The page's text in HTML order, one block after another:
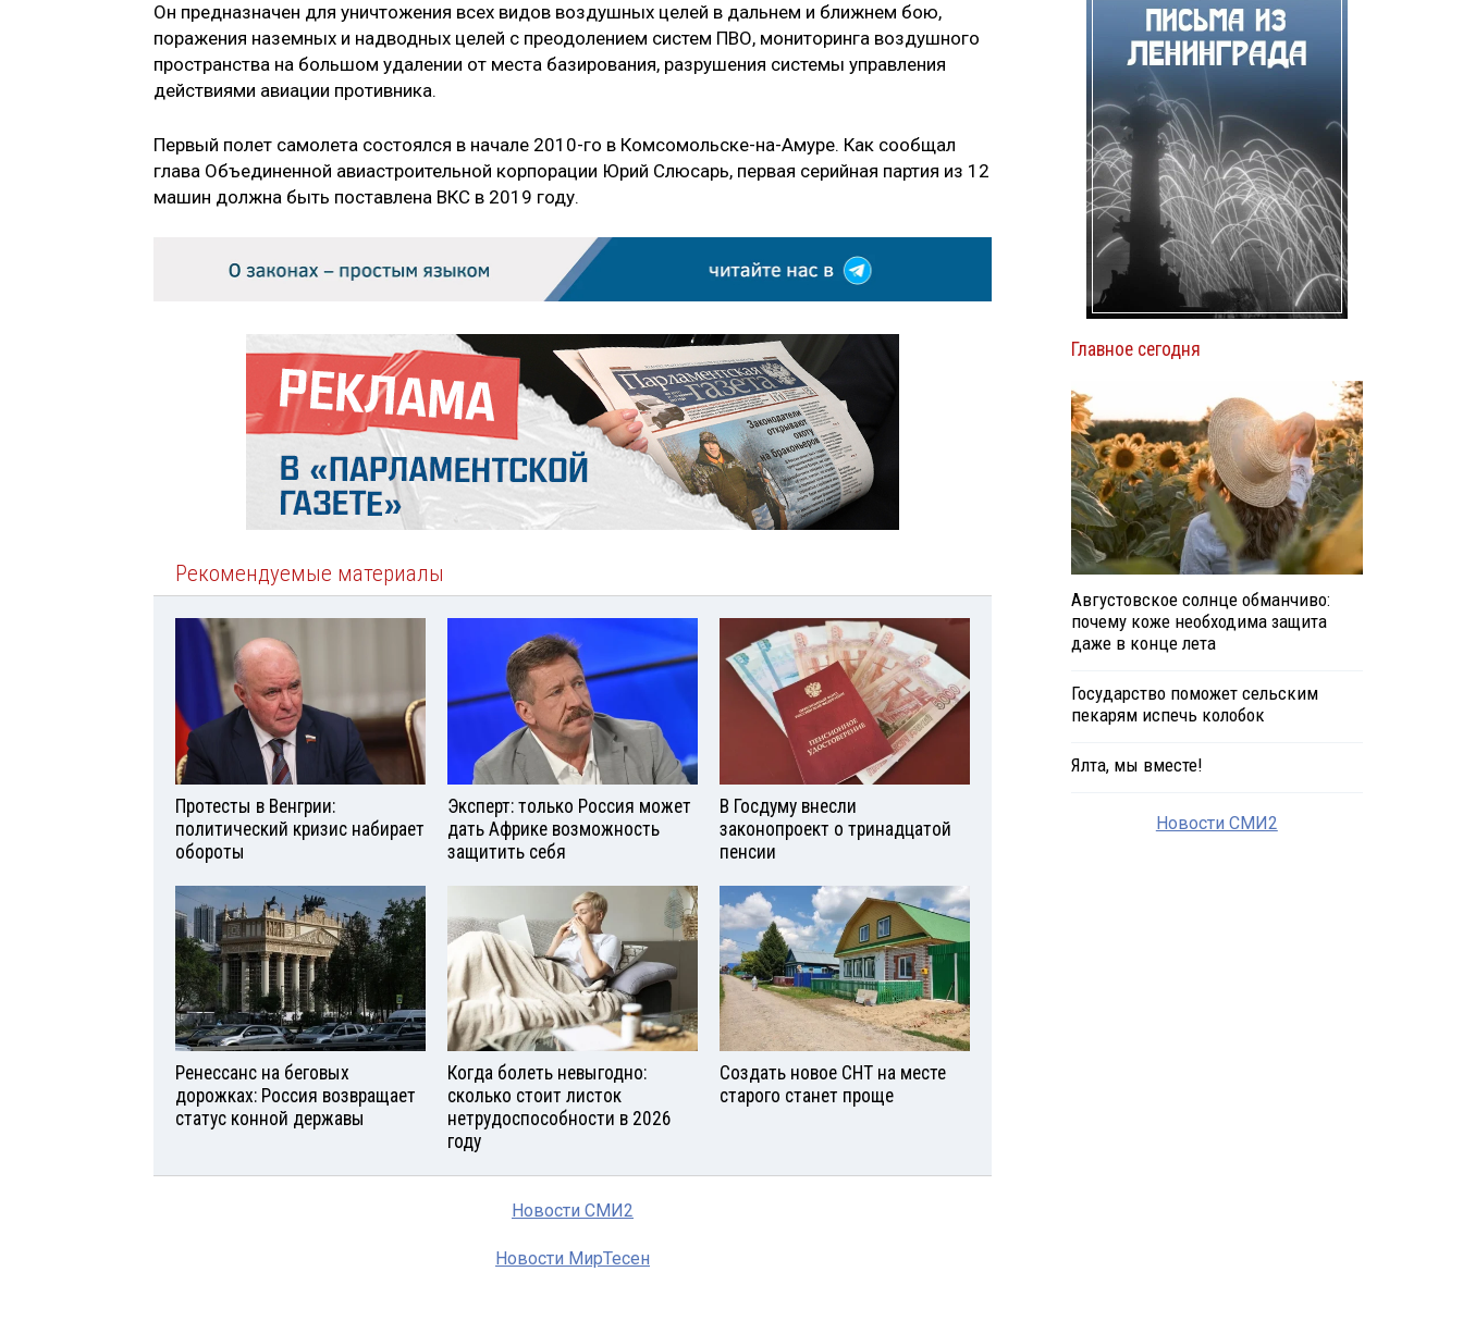
Он предназначен для уничтожения всех видов воздушных целей в дальнем и ближнем бою,
поражения наземных и надводных целей с преодолением систем ПВО, мониторинга воздушного
пространства на большом удалении от места базирования, разрушения системы управления
действиями авиации противника.
Первый полет самолета состоялся в начале 2010-го в Комсомольске-на-Амуре. Как сообщал
глава Объединенной авиастроительной корпорации Юрий Слюсарь, первая серийная партия из 12
машин должна быть поставлена ВКС в 2019 году.
Рекомендуемые материалы
Протесты в Венгрии:
политический кризис набирает
обороты
Эксперт: только Россия может
дать Африке возможность
защитить себя
В Госдуму внесли
законопроект о тринадцатой
пенсии
Ренессанс на беговых
дорожках: Россия возвращает
статус конной державы
Когда болеть невыгодно:
сколько стоит листок
нетрудоспособности в 2026
году
Создать новое СНТ на месте
старого станет проще
Новости СМИ2
Новости МирТесен
Главное сегодня
Августовское солнце обманчиво:
почему коже необходима защита
даже в конце лета
Государство поможет сельским
пекарям испечь колобок
Ялта, мы вместе!
Новости СМИ2